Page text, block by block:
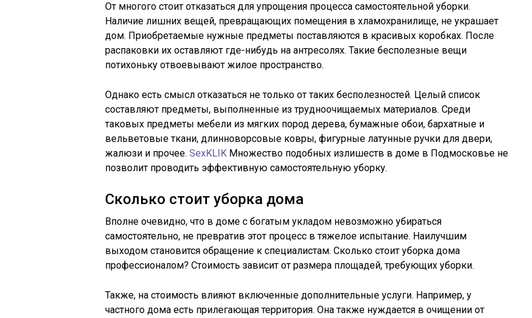
От многого стоит отказаться для упрощения процесса самостоятельной уборки.
Наличие лишних вещей, превращающих помещения в хламохранилище, не украшает
дом. Приобретаемые нужные предметы поставляются в красивых коробках. После
распаковки их оставляют где-нибудь на антресолях. Такие бесполезные вещи
потихоньку отвоевывают жилое пространство.
Однако есть смысл отказаться не только от таких бесполезностей. Целый список
составляют предметы, выполненные из трудноочищаемых материалов. Среди
таковых предметы мебели из мягких пород дерева, бумажные обои, бархатные и
вельветовые ткани, длинноворсовые ковры, фигурные латунные ручки для двери,
жалюзи и прочее. SexKLIK Множество подобных излишеств в доме в Подмосковье не
позволит проводить эффективную самостоятельную уборку.
Сколько стоит уборка дома
Вполне очевидно, что в доме с богатым укладом невозможно убираться
самостоятельно, не превратив этот процесс в тяжелое испытание. Наилучшим
выходом становится обращение к специалистам. Сколько стоит уборка дома
профессионалом? Стоимость зависит от размера площадей, требующих уборки.
Также, на стоимость влияют включенные дополнительные услуги. Например, у
частного дома есть прилегающая территория. Она также нуждается в очищении от